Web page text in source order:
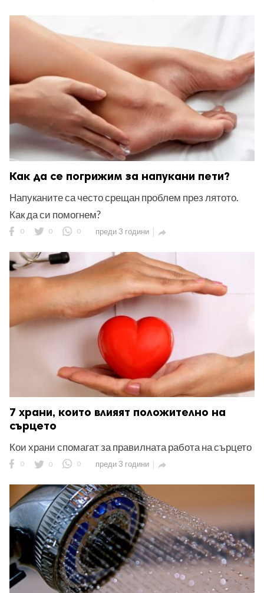
Как да се погрижим за напукани пети?
Напуканите са често срещан проблем през лятото.
Как да си помогнем?
0 0 0 преди 3 години 
7 храни, които влияят положително на
сърцето
Кои храни спомагат за правилната работа на сърцето
0 0 0 преди 3 години 